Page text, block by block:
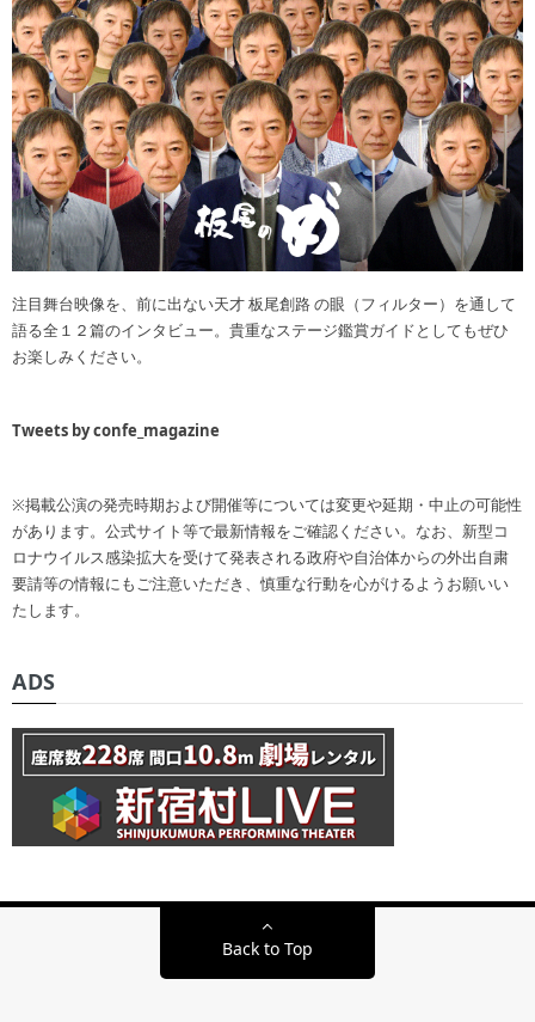
注目舞台映像を、前に出ない天才 板尾創路 の眼（フィルター）を通して
語る全１２篇のインタビュー。貴重なステージ鑑賞ガイドとしてもぜひ
お楽しみください。
Tweets by confe_magazine
※掲載公演の発売時期および開催等については変更や延期・中止の可能性
があります。公式サイト等で最新情報をご確認ください。なお、新型コ
ロナウイルス感染拡大を受けて発表される政府や自治体からの外出自粛
要請等の情報にもご注意いただき、慎重な行動を心がけるようお願いい
たします。
ADS
Back to Top